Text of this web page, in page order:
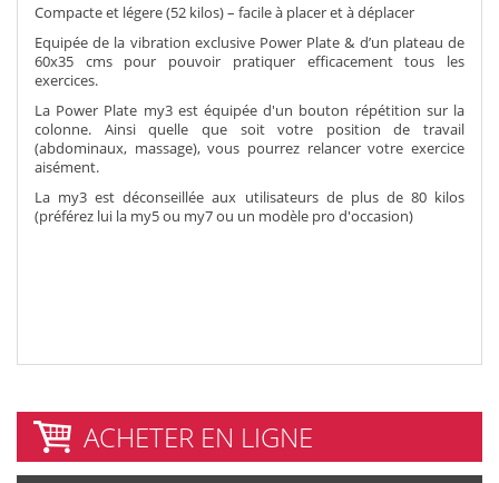
Compacte et légere (52 kilos) – facile à placer et à déplacer
Equipée de la vibration exclusive Power Plate & d’un plateau de
60x35 cms pour pouvoir pratiquer efficacement tous les
exercices.
La Power Plate my3 est équipée d'un bouton répétition sur la
colonne. Ainsi quelle que soit votre position de travail
(abdominaux, massage), vous pourrez relancer votre exercice
aisément.
La my3 est déconseillée aux utilisateurs de plus de 80 kilos
(préférez lui la my5 ou my7 ou un modèle pro d'occasion)
ACHETER EN LIGNE